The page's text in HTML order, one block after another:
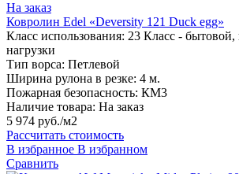
На заказ
Ковролин Edel «Deversity 121 Duck egg»
Класс использования: 23 Класс -
нагрузки
Тип ворса: Петлевой
Ширина рулона в резке: 4 м.
Пожарная безопасность: КМ3
Наличие товара: На заказ
5 974 руб./м2
Рассчитать стоимость
В избранное В избранном
Сравнить